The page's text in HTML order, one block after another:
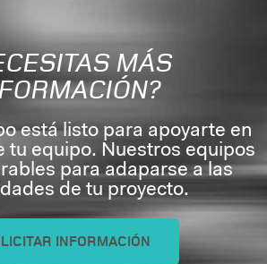
MÁS
está listo para apoyarte en
tu equipo. Nuestros equipos
para adaparse a las
de tu proyecto.
INFORMACIÓN